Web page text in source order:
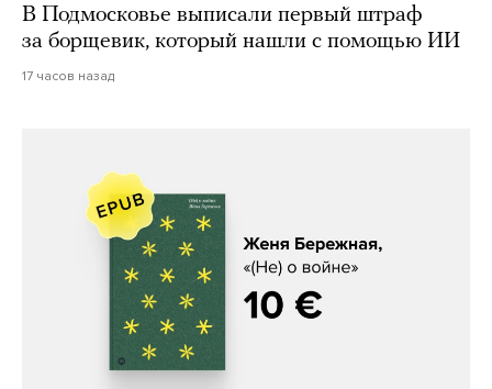
В Подмосковье выписали первый штраф
за борщевик, который нашли с помощью ИИ
17 часов назад
Женя Бережная, «(Не) о войне»